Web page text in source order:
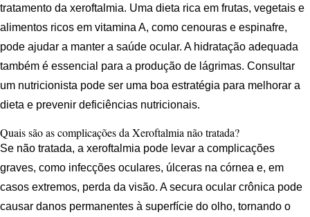
tratamento da xeroftalmia. Uma dieta rica em frutas, vegetais e
alimentos ricos em vitamina A, como cenouras e espinafre,
pode ajudar a manter a saúde ocular. A hidratação adequada
também é essencial para a produção de lágrimas. Consultar
um nutricionista pode ser uma boa estratégia para melhorar a
dieta e prevenir deficiências nutricionais.
Quais são as complicações da Xeroftalmia não tratada?
Se não tratada, a xeroftalmia pode levar a complicações
graves, como infecções oculares, úlceras na córnea e, em
casos extremos, perda da visão. A secura ocular crônica pode
causar danos permanentes à superfície do olho, tornando o